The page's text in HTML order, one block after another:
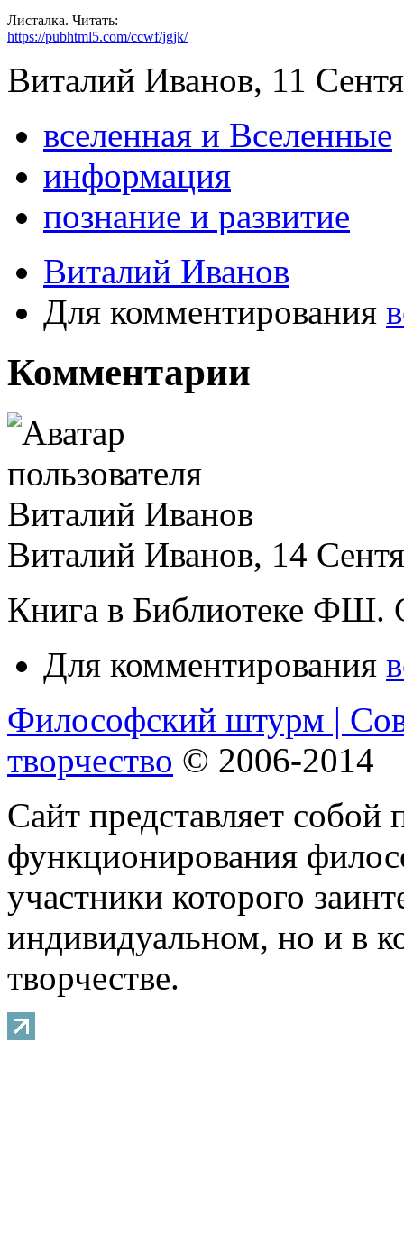
Листалка. Читать:
https://pubhtml5.com/ccwf/jgjk/
Виталий Иванов, 11
вселенная и Вселенные
информация
познание и развитие
Виталий Иванов
Для комментирования
Комментарии
Виталий Иванов, 14
Книга в Библиотеке ФШ.
Для комментирования
Философский штурм |
творчество © 2006-2014
Сайт представляет собой
функционирования
участники которого
индивидуальном, но и в
творчестве.